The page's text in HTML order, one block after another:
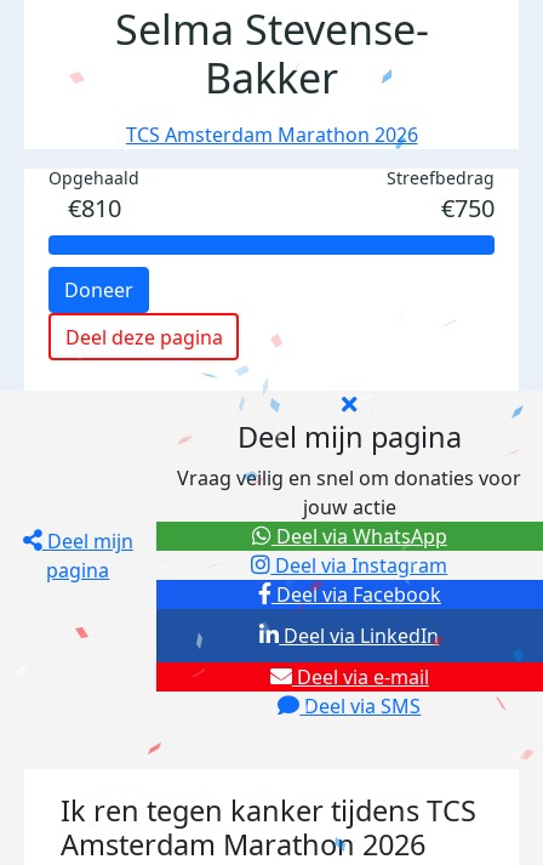
Selma Stevense-
Bakker
TCS Amsterdam Marathon 2026
Opgehaald
€810
Streefbedrag
€750
Doneer
Deel deze pagina
Deel mijn
pagina
Deel mijn pagina
Vraag veilig en snel om donaties voor
jouw actie
Deel via Facebook
Deel via Instagram
Deel via e-mail
Deel via SMS
Deel via LinkedIn
Deel via WhatsApp
Ik ren tegen kanker tijdens TCS
Amsterdam Marathon 2026